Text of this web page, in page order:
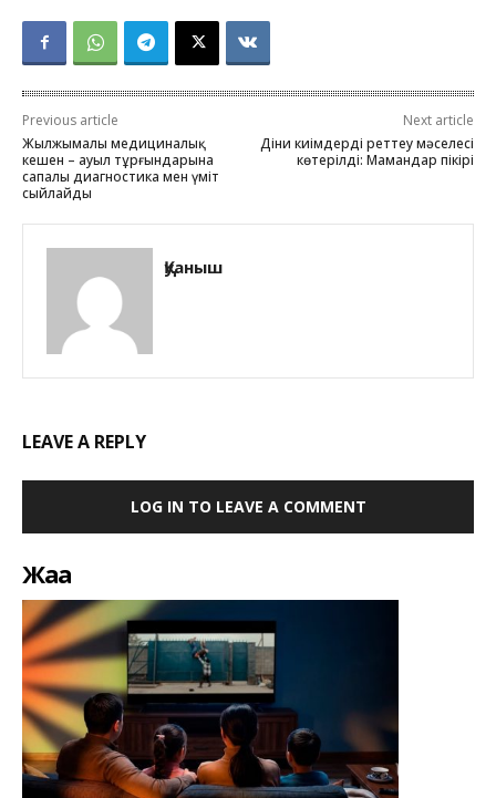
Previous article
Жылжымалы медициналық
кешен – ауыл тұрғындарына
сапалы диагностика мен үміт
сыйлайды
Next article
Діни киімдерді реттеу мәселесі
көтерілді: Мамандар пікірі
Қуаныш
LEAVE A REPLY
LOG IN TO LEAVE A COMMENT
Жаңа